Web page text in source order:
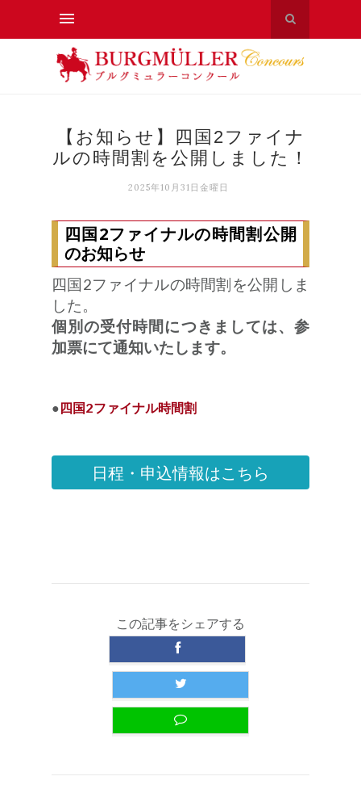
【お知らせ】四国2ファイナ
ルの時間割を公開しました！
2025年10月31日金曜日
四国2ファイナルの時間割公開
のお知らせ
四国2ファイナルの時間割を公開しま
した。
個別の受付時間につきましては、参
加票にて通知いたします。
●四国2ファイナル時間割
日程・申込情報はこちら
この記事をシェアする